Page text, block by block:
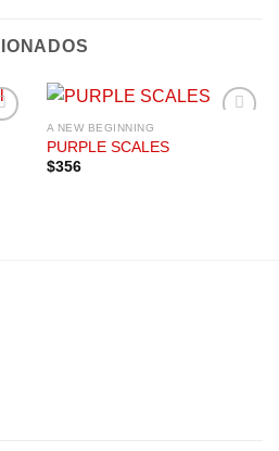
A NEW BEGINNING
PURPLE SCALES
$356